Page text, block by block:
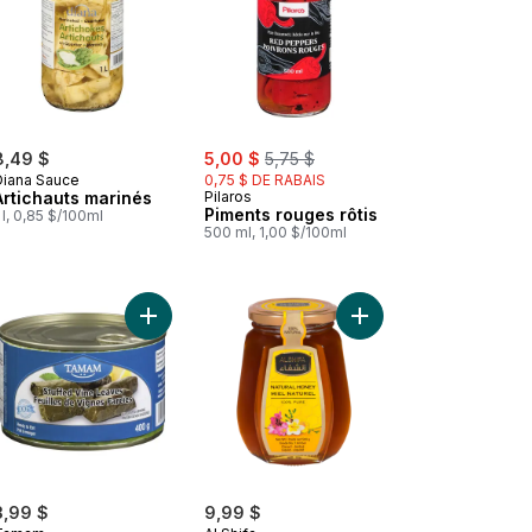
$
Sauce
marinés
l, 0,85 $/100ml
sale:
5,00 $ , formerly:
5,75 $
0,75 $ DE RABAIS
Pilaros
Piments rouges rôtis
500 ml, 1,00 $/100ml
de Lima, gros au panier
$
Ajouter Feuilles De Vignes Farcies au panier
9,99 $
Ajouter Miel naturel